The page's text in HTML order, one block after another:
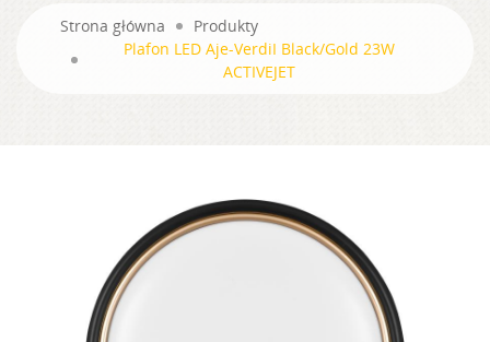
Strona główna
Produkty
Plafon LED Aje-VerdiI Black/Gold 23W
ACTIVEJET